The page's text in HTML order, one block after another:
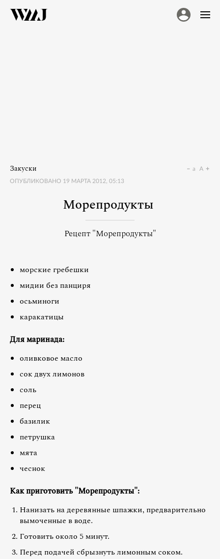
Закуски
ОПУБЛИКОВАНО 19 МАРТА 2012, 05:13
a A
Морепродукты
Рецепт "Морепродукты"
морские гребешки
мидии без панциря
осьминоги
каракатицы
Для маринада:
оливковое масло
сок двух лимонов
соль
перец
базилик
петрушка
мята
чеснок
Как приготовить "Морепродукты":
Нанизать на деревянные шпажки, предварительно
вымоченные в воде.
Готовить около 5 минут.
Перед подачей сбрызнуть лимонным соком.